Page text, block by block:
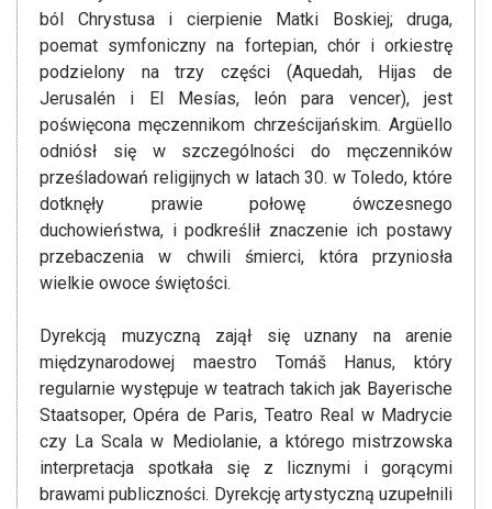
ból Chrystusa i cierpienie Matki Boskiej; druga,
poemat symfoniczny na fortepian, chór i orkiestrę
podzielony na trzy części (Aquedah, Hijas de
Jerusalén i El Mesías, león para vencer), jest
poświęcona męczennikom chrześcijańskim. Argüello
odniósł się w szczególności do męczenników
prześladowań religijnych w latach 30. w Toledo, które
dotknęły prawie połowę ówczesnego
duchowieństwa, i podkreślił znaczenie ich postawy
przebaczenia w chwili śmierci, która przyniosła
wielkie owoce świętości.
Dyrekcją muzyczną zajął się uznany na arenie
międzynarodowej maestro Tomáš Hanus, który
regularnie występuje w teatrach takich jak Bayerische
Staatsoper, Opéra de Paris, Teatro Real w Madrycie
czy La Scala w Mediolanie, a którego mistrzowska
interpretacja spotkała się z licznymi i gorącymi
brawami publiczności. Dyrekcję artystyczną uzupełnili